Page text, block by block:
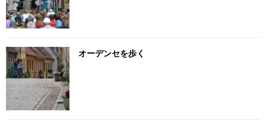
オーデンセを歩く